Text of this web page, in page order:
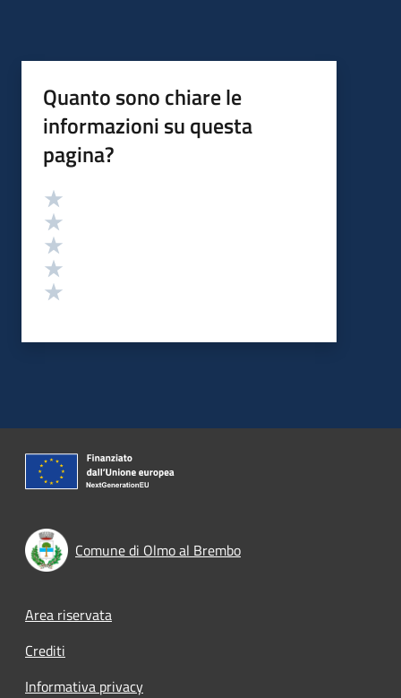
Quanto sono chiare le
informazioni su questa
pagina?
Valutazione
Comune di Olmo al Brembo
Footer menu
Area riservata
Crediti
Informativa privacy